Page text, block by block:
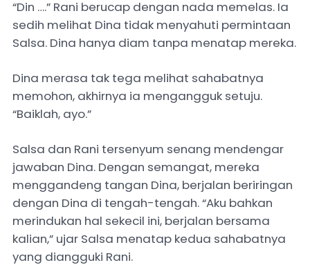
“Din ….” Rani berucap dengan nada memelas. Ia
sedih melihat Dina tidak menyahuti permintaan
Salsa. Dina hanya diam tanpa menatap mereka.
Dina merasa tak tega melihat sahabatnya
memohon, akhirnya ia mengangguk setuju.
“Baiklah, ayo.”
Salsa dan Rani tersenyum senang mendengar
jawaban Dina. Dengan semangat, mereka
menggandeng tangan Dina, berjalan beriringan
dengan Dina di tengah-tengah. “Aku bahkan
merindukan hal sekecil ini, berjalan bersama
kalian,” ujar Salsa menatap kedua sahabatnya
yang diangguki Rani.